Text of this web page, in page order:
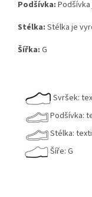
Podšívka:
Stélka: Stélka je
Šířka: G
Svršek:
Podšívka:
Stélka:
Šíře: G